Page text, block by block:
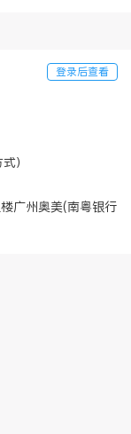
登录后查看
）
广州奥美(南粤银行